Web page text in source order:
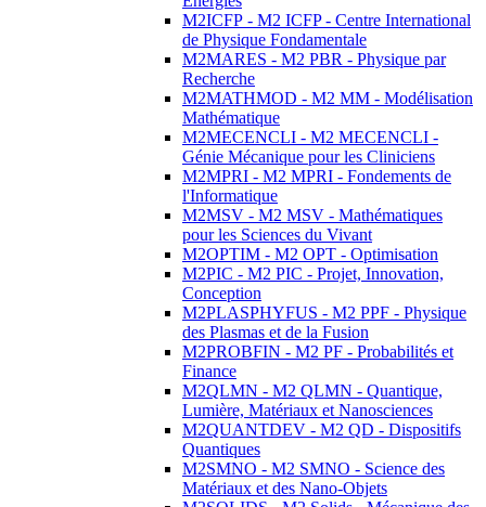
M2ICFP - M2 ICFP - Centre International
de Physique Fondamentale
M2MARES - M2 PBR - Physique par
Recherche
M2MATHMOD - M2 MM - Modélisation
Mathématique
M2MECENCLI - M2 MECENCLI -
Génie Mécanique pour les Cliniciens
M2MPRI - M2 MPRI - Fondements de
l'Informatique
M2MSV - M2 MSV - Mathématiques
pour les Sciences du Vivant
M2OPTIM - M2 OPT - Optimisation
M2PIC - M2 PIC - Projet, Innovation,
Conception
M2PLASPHYFUS - M2 PPF - Physique
des Plasmas et de la Fusion
M2PROBFIN - M2 PF - Probabilités et
Finance
M2QLMN - M2 QLMN - Quantique,
Lumière, Matériaux et Nanosciences
M2QUANTDEV - M2 QD - Dispositifs
Quantiques
M2SMNO - M2 SMNO - Science des
Matériaux et des Nano-Objets